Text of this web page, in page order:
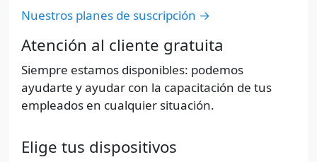
Nuestros planes de suscripción →
Atención al cliente gratuita
Siempre estamos disponibles: podemos
ayudarte y ayudar con la capacitación de tus
empleados en cualquier situación.
Elige tus dispositivos